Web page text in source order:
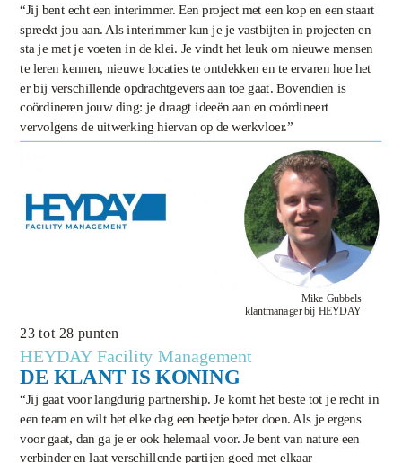
“Jij bent echt een interimmer. Een project met een kop en een staart
spreekt jou aan. Als interimmer kun je je vastbijten in projecten en
sta je met je voeten in de klei. Je vindt het leuk om nieuwe mensen
te leren kennen, nieuwe locaties te ontdekken en te ervaren hoe het
er bij verschillende opdrachtgevers aan toe gaat. Bovendien is
coördineren jouw ding: je draagt ideeën aan en coördineert
vervolgens de uitwerking hiervan op de werkvloer.”
Mike Gubbels
klantmanager bij HEYDAY
23 tot 28 punten
HEYDAY Facility Management
DE KLANT IS KONING
“Jij gaat voor langdurig partnership. Je komt het beste tot je recht in
een team en wilt het elke dag een beetje beter doen. Als je ergens
voor gaat, dan ga je er ook helemaal voor. Je bent van nature een
verbinder en laat verschillende partijen goed met elkaar